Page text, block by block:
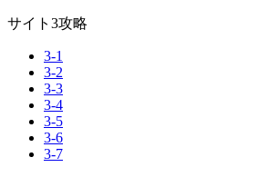
サイト3攻略
3-1
3-2
3-3
3-4
3-5
3-6
3-7